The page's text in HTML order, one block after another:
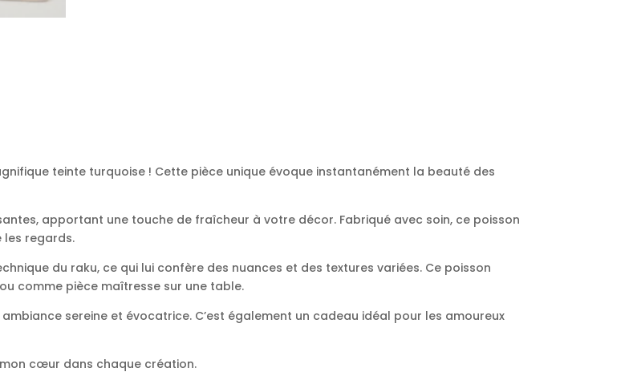
teinte turquoise ! Cette pièce unique évoque instantanément la beauté des
apportant une touche de fraîcheur à votre décor. Fabriqué avec soin, ce poisson
les regards.
du raku, ce qui lui confère des nuances et des textures variées. Ce poisson
comme pièce maîtresse sur une table.
sereine et évocatrice. C’est également un cadeau idéal pour les amoureux
cœur dans chaque création.